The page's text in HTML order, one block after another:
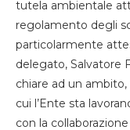
tutela ambientale
regolamento degli
particolarmente
delegato, Salvatore
chiare ad un
cui l’Ente sta
con la